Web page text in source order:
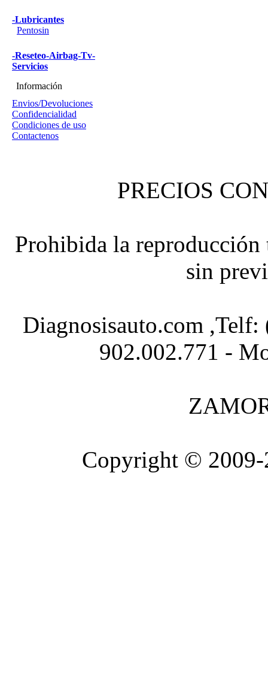
-Lubricantes
Pentosin
-Reseteo-Airbag-Tv-
Servicios
Información
Envios/Devoluciones
Confidencialidad
Condiciones de uso
Contactenos
PRECIOS
Prohibida la
sin
Diagnosisauto.com
902.002.771 -
Copyright ©